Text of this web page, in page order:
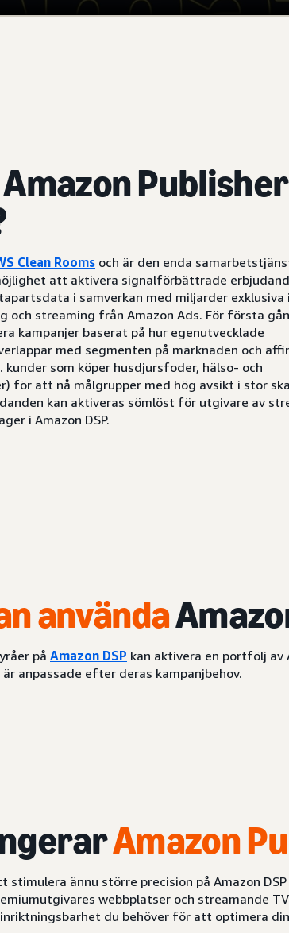
Publisher
Clean Rooms och är den enda
att aktivera signalförbättrade
i samverkan med miljarder exklusiva
och streaming från Amazon Ads. För första
kampanjer baserat på hur egenutvecklade
med segmenten på marknaden och
kunder som köper husdjursfoder, hälso- och
för att nå målgrupper med hög avsikt i stor
kan aktiveras sömlöst för utgivare av
i Amazon DSP.
använda
på Amazon DSP kan aktivera en portfölj
anpassade efter deras kampanjbehov.
Amazon
stimulera ännu större precision på Amazon
webbplatser och streamande
du behöver för att optimera